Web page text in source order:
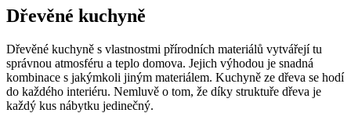
Dřevěné kuchyně
Dřevěné kuchyně s vlastnostmi přírodních materiálů vytvářejí tu
správnou atmosféru a teplo domova. Jejich výhodou je snadná
kombinace s jakýmkoli jiným materiálem. Kuchyně ze dřeva se hodí
do každého interiéru. Nemluvě o tom, že díky struktuře dřeva je
každý kus nábytku jedinečný.